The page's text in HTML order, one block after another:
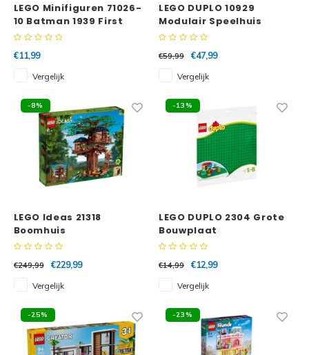
LEGO Minifiguren 71026-
10 Batman 1939 First
Appearance
€11,99
Vergelijk
LEGO DUPLO 10929
Modulair Speelhuis
€59,99
€47,99
Vergelijk
-8%
LEGO Ideas 21318
Boomhuis
€249,99
€229,99
Vergelijk
-13%
LEGO DUPLO 2304 Grote
Bouwplaat
€14,99
€12,99
Vergelijk
-25% -23%